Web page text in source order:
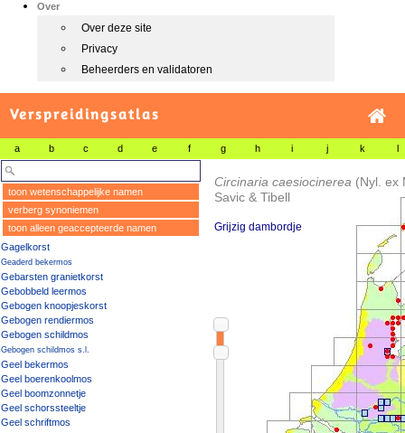
Over
Over deze site
Privacy
Beheerders en validatoren
Verspreidingsatlas
a b c d e f g h i j k l
toon wetenschappelijke namen
verberg synoniemen
toon alleen geaccepteerde namen
Gagelkorst
Geaderd bekermos
Gebarsten granietkorst
Gebobbeld leermos
Gebogen knoopjeskorst
Gebogen rendiermos
Gebogen schildmos
Gebogen schildmos s.l.
Geel bekermos
Geel boerenkoolmos
Geel boomzonnetje
Geel schorssteeltje
Geel schriftmos
Circinaria caesiocinerea (Nyl. ex
Savic & Tibell
Grijzig dambordje